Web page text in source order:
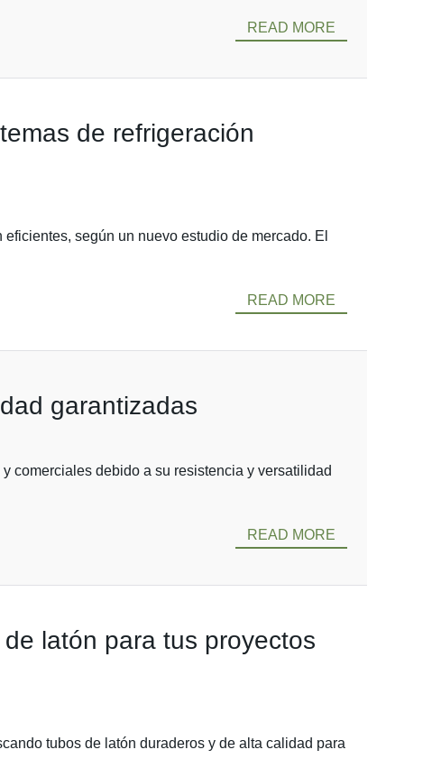
READ MORE
de refrigeración
según un nuevo estudio de mercado. El
READ MORE
garantizadas
comerciales debido a su resistencia y versatilidad
READ MORE
latón para tus proyectos
tubos de latón duraderos y de alta calidad para